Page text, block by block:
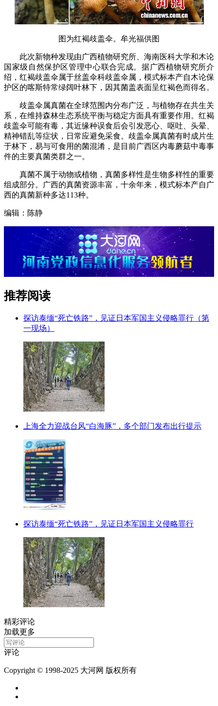
图为红褐歧盖伞。牟光福供图
此次新物种发现由广西植物研究所、海南医科大学和木论
国家级自然保护区管理中心联合完成。据广西植物研究所介
绍，红褐歧盖伞属于丝盖伞科歧盖伞属，模式标本产自木论保
护区的喀斯特常绿阔叶林下，因其菌盖表面呈红褐色而得名。
歧盖伞属真菌在全球范围内分布广泛，与植物存在共生关
系，在维持森林生态系统平衡与稳定方面具有重要作用。红褐
歧盖伞可能有毒，其近缘种误食后会引发恶心、呕吐、头晕、
精神错乱等症状，日常应避免采食。歧盖伞属真菌有时成片生
于林下，易与可食用的菌混淆，是目前广西区内毒蘑菇中毒事
件的主要真菌类群之一。
真菌不属于动物或植物，真菌多样性是生物多样性的重要
组成部分。广西的真菌资源丰富，十余年来，模式标本产自广
西的真菌新种多达113种。
编辑：陈静
推荐阅读
探访泰缅“死亡铁路”，见证日本军国主义侵略罪行（第
一现场）
上海全力迎战台风“白海豚”，多个部门发布出行提示
探访泰缅“死亡铁路”，见证日本军国主义侵略罪行
精彩评论
加载更多
评论
Copyright © 1998-2025 大河网 版权所有